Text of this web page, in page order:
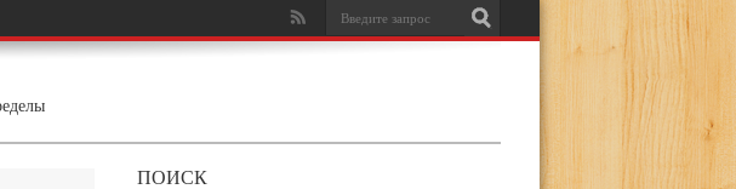
ПОИСК